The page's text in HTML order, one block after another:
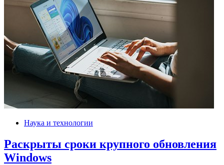
Наука и технологии
Раскрыты сроки крупного обновления
Windows